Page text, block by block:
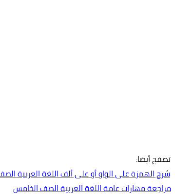
تصفح أيضا:
شرح الهمزة على الواو أو على ألف اللغة العربية
مراجعة مهارات عامة اللغة العربية الصف الخامس